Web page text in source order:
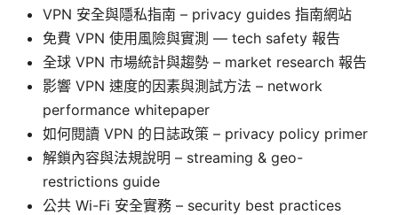
VPN 安全與隱私指南 – privacy guides 指南網站
免費 VPN 使用風險與實測 — tech safety 報告
全球 VPN 市場統計與趨勢 – market research 報告
影響 VPN 速度的因素與測試方法 – network
performance whitepaper
如何閱讀 VPN 的日誌政策 – privacy policy primer
解鎖內容與法規說明 – streaming & geo-
restrictions guide
公共 Wi-Fi 安全實務 – security best practices